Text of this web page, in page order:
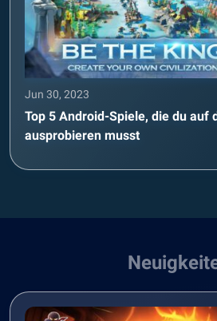
Jun 30, 2023
Top 5 Android-Spiele, die du auf
ausprobieren musst